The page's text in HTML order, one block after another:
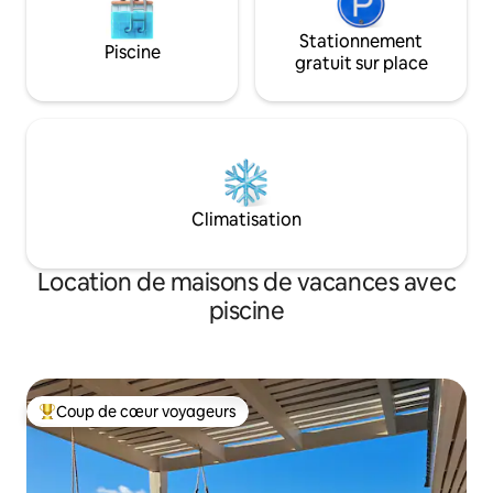
Piscine
Stationnement
gratuit sur place
Climatisation
Location de maisons de vacances avec
piscine
Coups de cœur voyageurs les plus appréciés
Coup de cœur voyageurs